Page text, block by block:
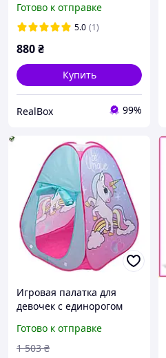
Готово к отправке
5.0 (1)
880₴
Купить
RealBox 99%
Игровая палатка для
девочек с единорогом
и отдыха 80х80х100 см
Готово к отправке
1 503 ₴